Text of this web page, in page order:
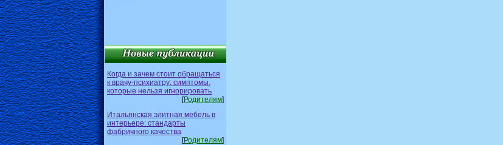
Когда и зачем стоит обращаться
к врачу-психиатру: симптомы,
которые нельзя игнорировать
[Родителям]
Итальянская элитная мебель в
интерьере: стандарты
фабричного качества
[Родителям]